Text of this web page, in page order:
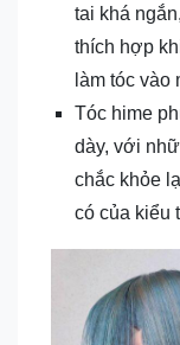
tai khá
thích hợp
làm tóc vào
Tóc hime
dày, với
chắc khỏe
có của kiểu